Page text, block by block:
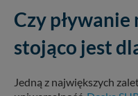
Czy pływanie
stojąco jest
Jedną z największych